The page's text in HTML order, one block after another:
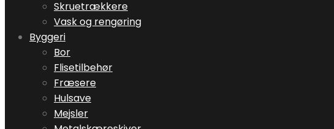
Skruetrækkere
Vask og rengøring
Byggeri
Bor
Flisetilbehør
Fræsere
Hulsave
Mejsler